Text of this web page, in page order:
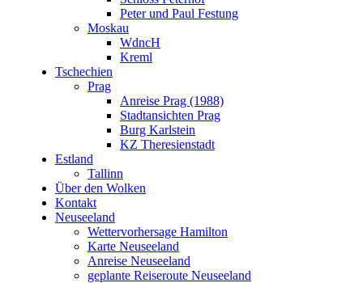
Über den Wolken
Kontakt
Neuseeland
Wettervorhersage Hamilton
Karte Neuseeland
Anreise Neuseeland
geplante Reiseroute Neuseeland
Peter und Paul Festung
Moskau
WdncH
Kreml
Tschechien
Prag
Anreise Prag (1988)
Stadtansichten Prag
Burg Karlstein
KZ Theresienstadt
Estland
Tallinn
Über den Wolken
Kontakt
Neuseeland
Wettervorhersage Hamilton
Karte Neuseeland
Anreise Neuseeland
geplante Reiseroute Neuseeland